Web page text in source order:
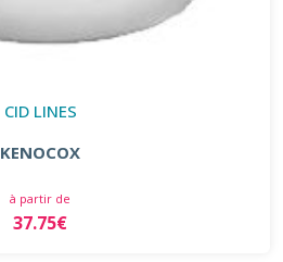
CID LINES
KENOCOX
à partir de
37.75€